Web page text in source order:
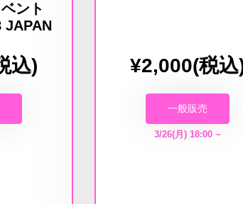
ント
JAPAN
込) ¥2,000(税込
一般販売
3/26(月) 18:00 ~